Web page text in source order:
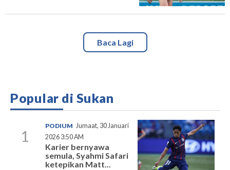
Baca Lagi
Popular di Sukan
1
PODIUM Jumaat, 30 Januari
2026 3:50 AM
Karier bernyawa
semula, Syahmi Safari
ketepikan Matt...